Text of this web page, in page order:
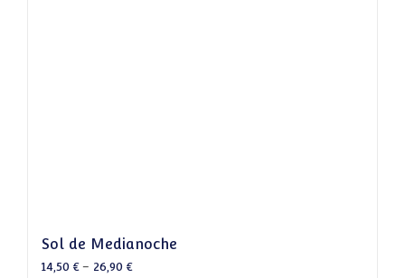
Sol de Medianoche
14,50 €– 26,90 €